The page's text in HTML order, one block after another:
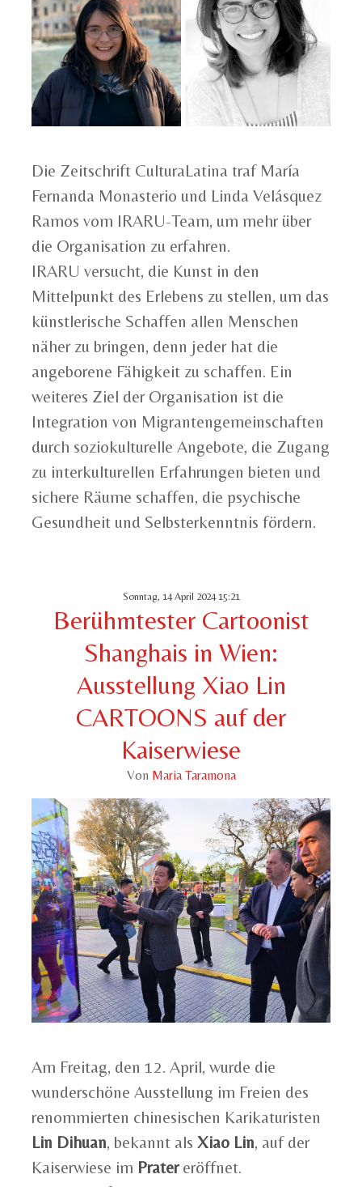
Die Zeitschrift CulturaLatina traf María
Fernanda Monasterio und Linda Velásquez
Ramos vom IRARU-Team, um mehr über
die Organisation zu erfahren.
IRARU versucht, die Kunst in den
Mittelpunkt des Erlebens zu stellen, um das
künstlerische Schaffen allen Menschen
näher zu bringen, denn jeder hat die
angeborene Fähigkeit zu schaffen. Ein
weiteres Ziel der Organisation ist die
Integration von Migrantengemeinschaften
durch soziokulturelle Angebote, die Zugang
zu interkulturellen Erfahrungen bieten und
sichere Räume schaffen, die psychische
Gesundheit und Selbsterkenntnis fördern.
Sonntag, 14 April 2024 15:21
Berühmtester Cartoonist
Shanghais in Wien:
Ausstellung Xiao Lin
CARTOONS auf der
Kaiserwiese
Von Maria Taramona
Am Freitag, den 12. April, wurde die
wunderschöne Ausstellung im Freien des
renommierten chinesischen Karikaturisten
Lin Dihuan, bekannt als Xiao Lin, auf der
Kaiserwiese im Pratereröffnet.